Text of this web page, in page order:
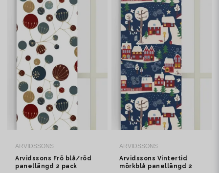
ARVIDSSONS
Arvidssons Frö blå/röd
panellängd 2 pack
ARVIDSSONS
Arvidssons Vintertid
mörkblå panellängd 2